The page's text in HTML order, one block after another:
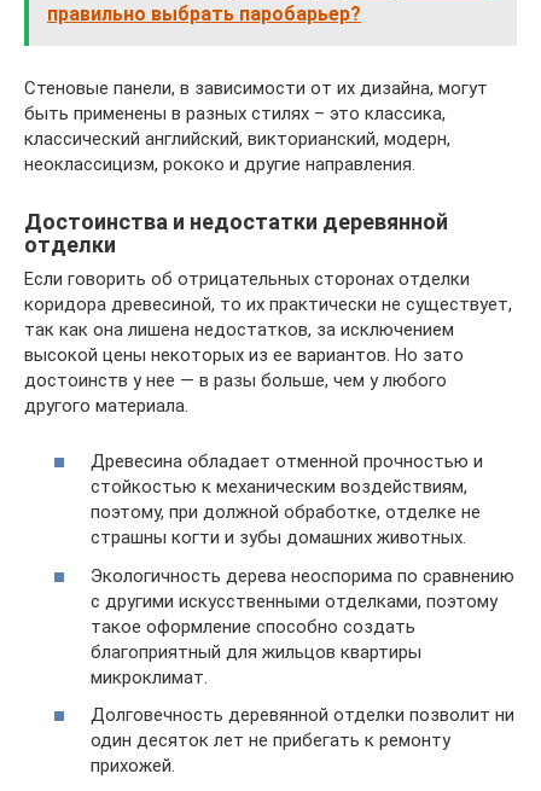
правильно выбрать паробарьер?
Стеновые панели, в зависимости от их дизайна, могут
быть применены в разных стилях – это классика,
классический английский, викторианский, модерн,
неоклассицизм, рококо и другие направления.
Достоинства и недостатки деревянной
отделки
Если говорить об отрицательных сторонах отделки
коридора древесиной, то их практически не существует,
так как она лишена недостатков, за исключением
высокой цены некоторых из ее вариантов. Но зато
достоинств у нее — в разы больше, чем у любого
другого материала.
Древесина обладает отменной прочностью и
стойкостью к механическим воздействиям,
поэтому, при должной обработке, отделке не
страшны когти и зубы домашних животных.
Экологичность дерева неоспорима по сравнению
с другими искусственными отделками, поэтому
такое оформление способно создать
благоприятный для жильцов квартиры
микроклимат.
Долговечность деревянной отделки позволит ни
один десяток лет не прибегать к ремонту
прихожей.